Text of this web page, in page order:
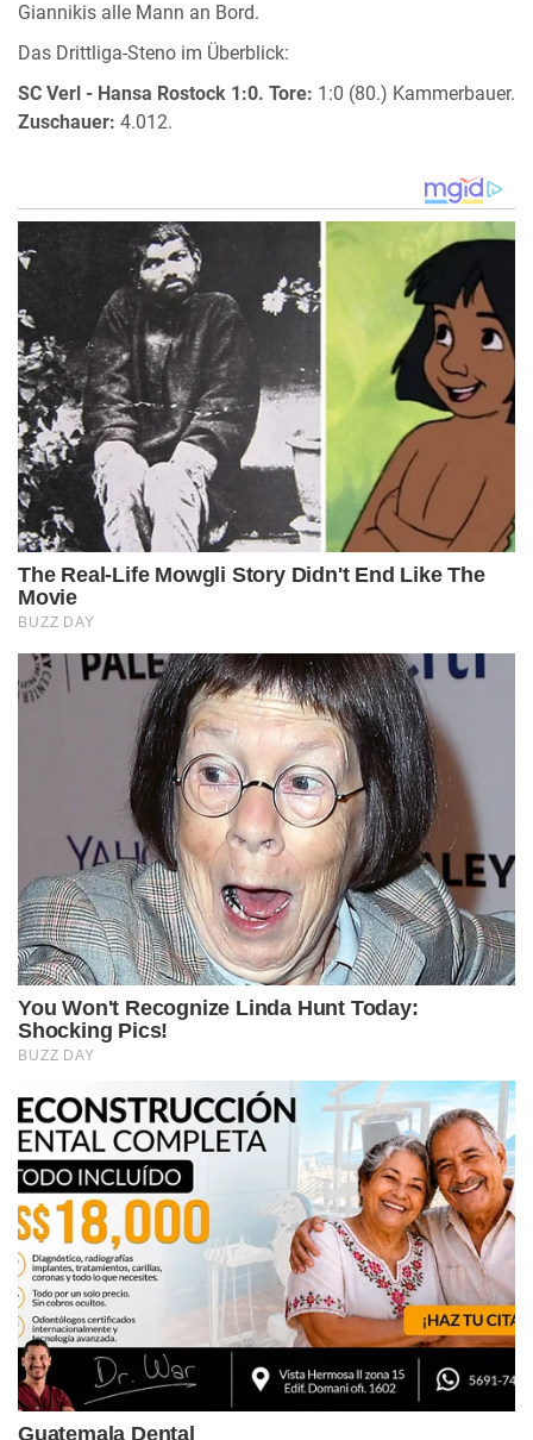
Giannikis alle Mann an Bord.
Das Drittliga-Steno im Überblick:
SC Verl - Hansa Rostock 1:0. Tore: 1:0 (80.) Kammerbauer.
Zuschauer: 4.012.